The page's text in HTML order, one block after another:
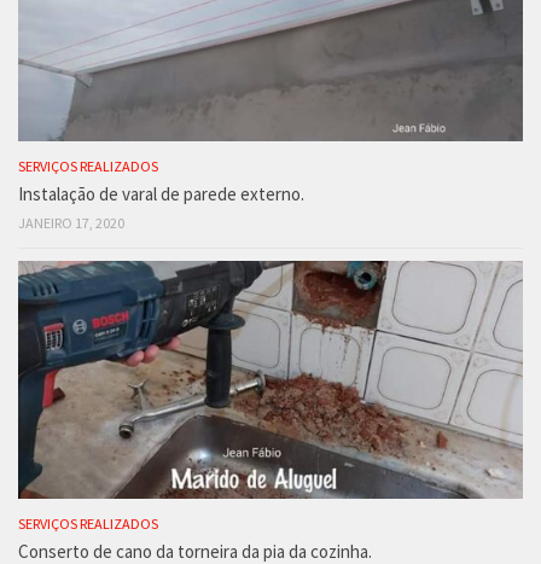
SERVIÇOS REALIZADOS
Instalação de varal de parede externo.
JANEIRO 17, 2020
SERVIÇOS REALIZADOS
Conserto de cano da torneira da pia da cozinha.